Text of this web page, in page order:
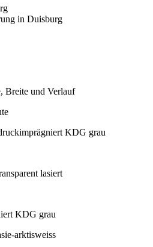
in Duisburg
Breite und Verlauf
KDG grau
lasiert
KDG grau